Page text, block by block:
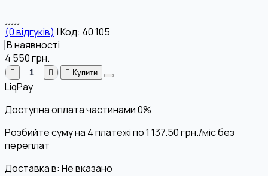
(0 відгуків) |Код: 40 105
В наявності
4 550грн.
Купити
LiqPay
Доступна оплата частинами0%
Розбийте суму на 4 платежі по1 137.50грн./міс без
переплат
Доставка в: Не вказано